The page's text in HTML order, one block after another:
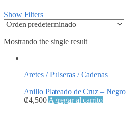
Show Filters
Mostrando the single result
Aretes / Pulseras / Cadenas
Anillo Plateado de Cruz – Negro
₡4,500 Agregar al carrito